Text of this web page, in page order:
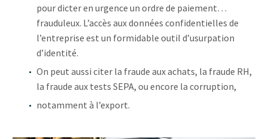
pour dicter en urgence un ordre de paiement…
frauduleux. L’accès aux données confidentielles de
l’entreprise est un formidable outil d’usurpation
d’identité.
On peut aussi citer la fraude aux achats, la fraude RH,
la fraude aux tests SEPA, ou encore la corruption,
notamment à l’export.